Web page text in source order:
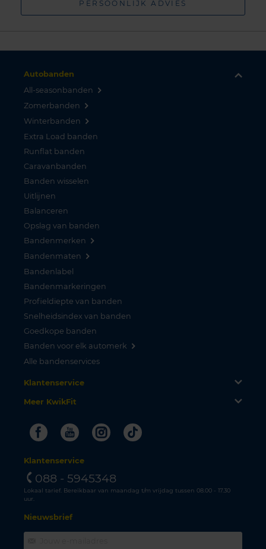
PERSOONLIJK ADVIES
Autobanden
All-seasonbanden
Zomerbanden
Winterbanden
Extra Load banden
Runflat banden
Caravanbanden
Banden wisselen
Uitlijnen
Balanceren
Opslag van banden
Bandenmerken
Bandenmaten
Bandenlabel
Bandenmarkeringen
Profieldiepte van banden
Snelheidsindex van banden
Goedkope banden
Banden voor elk automerk
Alle bandenservices
Klantenservice
Meer KwikFit
FacebookYoutubeInstagram
Tiktok
Klantenservice
088 - 5945348
Lokaal tarief. Bereikbaar van maandag t/m vrijdag tussen 08.00 - 17.30
uur.
Nieuwsbrief